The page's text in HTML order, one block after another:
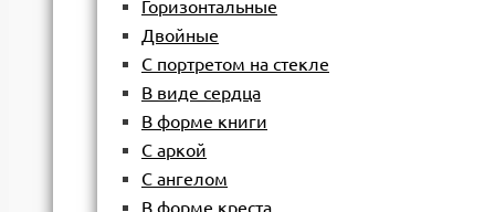
Горизонтальные
Двойные
С портретом на стекле
В виде сердца
В форме книги
С аркой
С ангелом
В форме креста